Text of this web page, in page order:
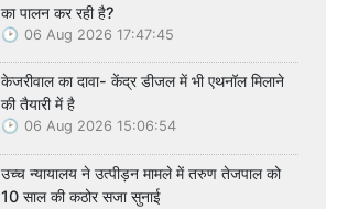
का पालन कर रही है?
06 Aug 2026 17:47:45
केजरीवाल का दावा- केंद्र डीजल में भी एथनॉल मिलाने
की तैयारी में है
06 Aug 2026 15:06:54
उच्च न्यायालय ने उत्पीड़न मामले में तरुण तेजपाल को
10 साल की कठोर सजा सुनाई